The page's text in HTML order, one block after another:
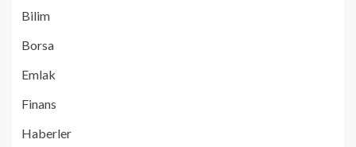
Bilim
Borsa
Emlak
Finans
Haberler